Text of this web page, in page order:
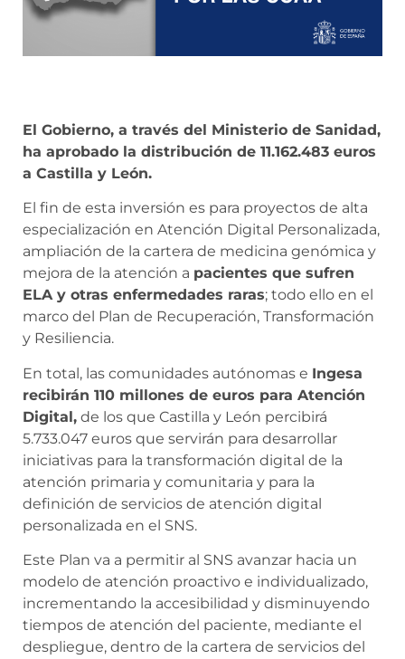
El Gobierno, a través del Ministerio de Sanidad,
ha aprobado la distribución de 11.162.483 euros
a Castilla y León.
El fin de esta inversión es para proyectos de alta
especialización en Atención Digital Personalizada,
ampliación de la cartera de medicina genómica y
mejora de la atención a pacientes que sufren
ELA y otras enfermedades raras; todo ello en el
marco del Plan de Recuperación, Transformación
y Resiliencia.
En total, las comunidades autónomas e Ingesa
recibirán 110 millones de euros para Atención
Digital, de los que Castilla y León percibirá
5.733.047 euros que servirán para desarrollar
iniciativas para la transformación digital de la
atención primaria y comunitaria y para la
definición de servicios de atención digital
personalizada en el SNS.
Este Plan va a permitir al SNS avanzar hacia un
modelo de atención proactivo e individualizado,
incrementando la accesibilidad y disminuyendo
tiempos de atención del paciente, mediante el
despliegue, dentro de la cartera de servicios del